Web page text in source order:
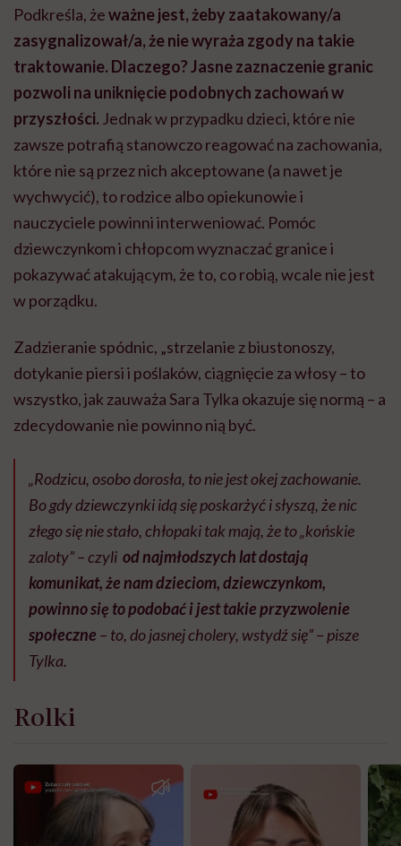
Podkreśla, żeważne jest, żeby zaatakowany/a
zasygnalizował/a, że nie wyraża zgody na takie
traktowanie. Dlaczego? Jasne zaznaczenie granic
pozwoli na uniknięcie podobnych zachowań w
przyszłości. Jednak w przypadku dzieci, które nie
zawsze potrafią stanowczo reagować na zachowania,
które nie są przez nich akceptowane (a nawet je
wychwycić), to rodzice albo opiekunowie i
nauczyciele powinni interweniować. Pomóc
dziewczynkom i chłopcom wyznaczać granice i
pokazywać atakującym, że to, co robią, wcale nie jest
w porządku.
Zadzieranie spódnic, „strzelanie z biustonoszy,
dotykanie piersi i poślaków, ciągnięcie za włosy – to
wszystko, jak zauważa Sara Tylka okazuje się normą – a
zdecydowanie nie powinno nią być.
„Rodzicu, osobo dorosła, to nie jest okej zachowanie.
Bo gdy dziewczynki idą się poskarżyć i słyszą, że nic
złego się nie stało, chłopaki tak mają, że to „końskie
zaloty” – czyli od najmłodszych lat dostają
komunikat, że nam dzieciom, dziewczynkom,
powinno się to podobać i jest takie przyzwolenie
społeczne – to, do jasnej cholery, wstydź się” – pisze
Tylka.
Rolki